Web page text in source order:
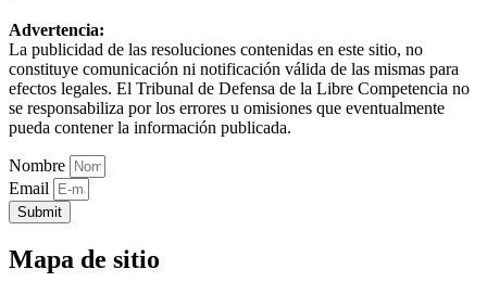
Advertencia:
La publicidad de las resoluciones contenidas en este sitio, no
constituye comunicación ni notificación válida de las mismas para
efectos legales. El Tribunal de Defensa de la Libre Competencia no
se responsabiliza por los errores u omisiones que eventualmente
pueda contener la información publicada.
Nombre
Email
Submit
Mapa de sitio